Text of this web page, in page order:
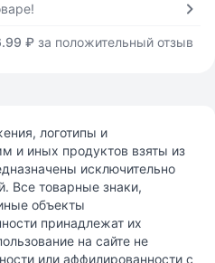
₽ за положительный отзыв
логотипы и
и иных продуктов взяты из
исключительно
Все товарные знаки,
объекты
принадлежат их
на сайте не
или аффилированности с